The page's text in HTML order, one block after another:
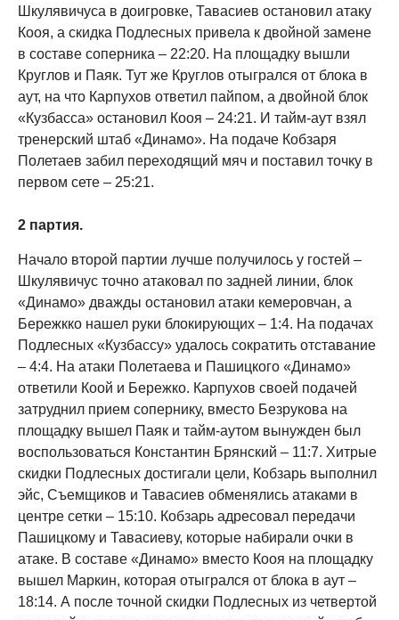
Шкулявичуса в доигровке, Тавасиев остановил атаку
Кооя, а скидка Подлесных привела к двойной замене
в составе соперника – 22:20. На площадку вышли
Круглов и Паяк. Тут же Круглов отыгрался от блока в
аут, на что Карпухов ответил пайпом, а двойной блок
«Кузбасса» остановил Кооя – 24:21. И тайм-аут взял
тренерский штаб «Динамо». На подаче Кобзаря
Полетаев забил переходящий мяч и поставил точку в
первом сете – 25:21.
2 партия.
Начало второй партии лучше получилось у гостей –
Шкулявичус точно атаковал по задней линии, блок
«Динамо» дважды остановил атаки кемеровчан, а
Бережкко нашел руки блокирующих – 1:4. На подачах
Подлесных «Кузбассу» удалось сократить отставание
– 4:4. На атаки Полетаева и Пашицкого «Динамо»
ответили Коой и Бережко. Карпухов своей подачей
затруднил прием сопернику, вместо Безрукова на
площадку вышел Паяк и тайм-аутом вынужден был
воспользоваться Константин Брянский – 11:7. Хитрые
скидки Подлесных достигали цели, Кобзарь выполнил
эйс, Съемщиков и Тавасиев обменялись атаками в
центре сетки – 15:10. Кобзарь адресовал передачи
Пашицкому и Тавасиеву, которые набирали очки в
атаке. В составе «Динамо» вместо Кооя на площадку
вышел Маркин, которая отыгрался от блока в аут –
18:14. А после точной скидки Подлесных из четвертой